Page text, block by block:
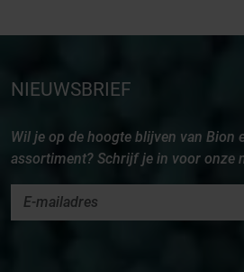
NIEUWSBRIEF
Wil je op de hoogte blijven van Bion
assortiment? Schrijf je in voor onze